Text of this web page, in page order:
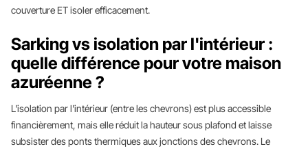
couverture ET isoler efficacement.
Sarking vs isolation par l'intérieur :
quelle différence pour votre maison
azuréenne ?
L'isolation par l'intérieur (entre les chevrons) est plus accessible
financièrement, mais elle réduit la hauteur sous plafond et laisse
subsister des ponts thermiques aux jonctions des chevrons. Le